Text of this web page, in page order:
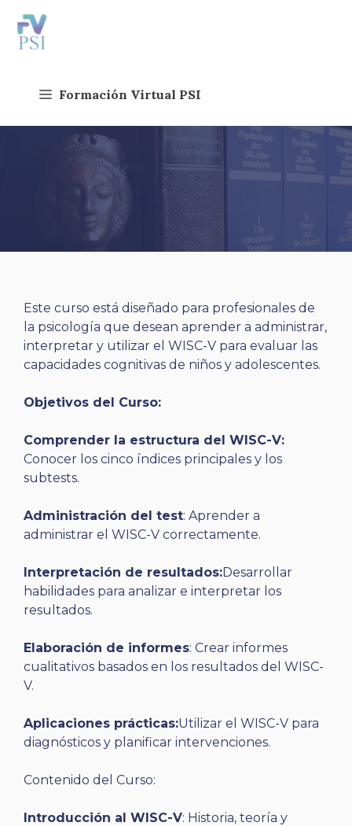
contenido
Formación Virtual PSI
Este curso está diseñado para profesionales de
la psicología que desean aprender a administrar,
interpretar y utilizar el WISC-V para evaluar las
capacidades cognitivas de niños y adolescentes.
Objetivos del Curso:
Comprender la estructura del WISC-V:
Conocer los cinco índices principales y los
subtests.
Administración del test: Aprender a
administrar el WISC-V correctamente.
Interpretación de resultados:Desarrollar
habilidades para analizar e interpretar los
resultados.
Elaboración de informes: Crear informes
cualitativos basados en los resultados del WISC-
V.
Aplicaciones prácticas:Utilizar el WISC-V para
diagnósticos y planificar intervenciones.
Contenido del Curso:
Introducción al WISC-V: Historia, teoría y